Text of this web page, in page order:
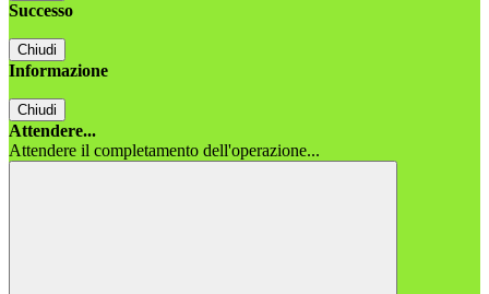
Successo
Chiudi
Informazione
Chiudi
Attendere...
Attendere il completamento dell'operazione...